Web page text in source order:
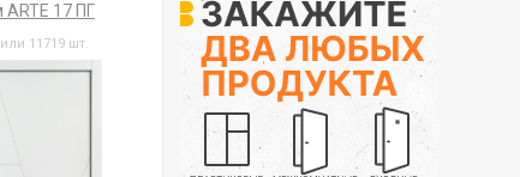
ARTE 17 ПГ
11719 шт.